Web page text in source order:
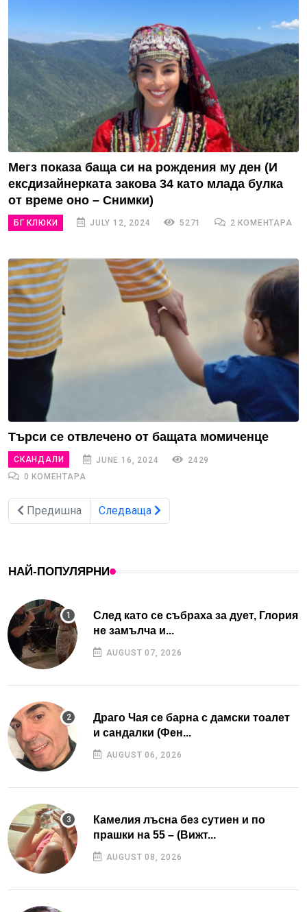
Мегз показа баща си на рождения му ден (И
ексдизайнерката закова 34 като млада булка
от време оно – Снимки)
БГ КЛЮКИ JULY 12, 2024 5271 2 КОМЕНТАРА
Търси се отвлечено от бащата момиченце
СКАНДАЛИ JUNE 16, 2024
2429
0 КОМЕНТАРА
Предишна Следваща
НАЙ-ПОПУЛЯРНИ
След като се събраха за дует, Глория
не замълча и...
AUGUST 07, 2026
Драго Чая се барна с дамски тоалет
и сандалки (Фен...
AUGUST 06, 2026
Камелия лъсна без сутиен и по
прашки на 55 – (Вижт...
AUGUST 08, 2026